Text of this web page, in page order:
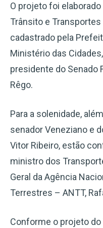
O projeto foi
Trânsito e
cadastrado pela
Ministério das
presidente do Senado
Rêgo.
Para a solenidade,
senador Veneziano e
Vitor Ribeiro, estão
ministro dos
Geral da Agência
Terrestres – ANTT,
Conforme o projeto do